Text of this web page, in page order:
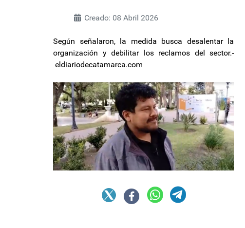
Creado: 08 Abril 2026
Según señalaron, la medida busca desalentar la
organización y debilitar los reclamos del sector.-
eldiariodecatamarca.com